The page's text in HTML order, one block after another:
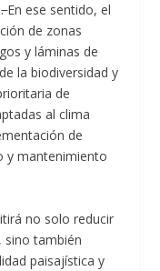
.En ese sentido, el
de zonas
y láminas de
la biodiversidad y
de
al clima
de
y mantenimiento
no solo reducir
sino también
paisajística y